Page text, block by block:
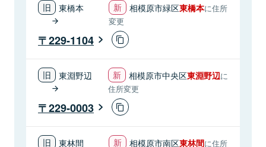
東橋本 相模原市緑区東橋本に住所
変更
229-1104
東淵野辺 相模原市中央区東淵野辺に
住所変更
229-0003
東林間 相模原市南区東林間に住所